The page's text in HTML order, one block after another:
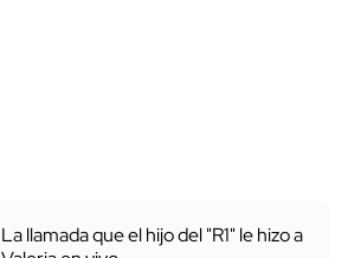
La llamada que el hijo del "R1" le hizo a